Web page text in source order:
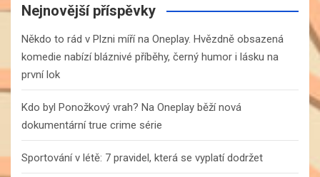
c
Nejnovější příspěvky
Někdo to rád v Plzni míří na Oneplay. Hvězdně obsazená
komedie nabízí bláznivé příběhy, černý humor i lásku na
první lok
Kdo byl Ponožkový vrah? Na Oneplay běží nová
dokumentární true crime série
Sportování v létě: 7 pravidel, která se vyplatí dodržet